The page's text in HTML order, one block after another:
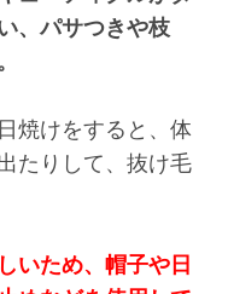
、パサつきや枝
焼けをすると、体
たりして、抜け毛
いため、帽子や日